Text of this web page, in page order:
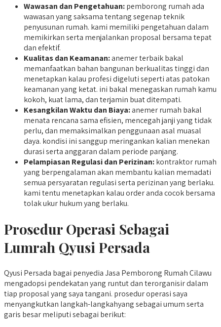
Wawasan dan Pengetahuan:pemborong rumah ada
wawasan yang saksama tentang segenap teknik
penyusunan rumah. kami memiliki pengetahuan dalam
memikirkan serta menjalankan proposal bersama tepat
dan efektif.
Kualitas dan Keamanan:anemer terbaik bakal
memanfaatkan bahan bangunan berkualitas tinggi dan
menetapkan kalau profesi digeluti seperti atas patokan
keamanan yang ketat. ini bakal menegaskan rumah kamu
kokoh, kuat lama, dan terjamin buat ditempati.
Kesangkilan Waktu dan Biaya:anemer rumah bakal
menata rencana sama efisien, mencegah janji yang tidak
perlu, dan memaksimalkan penggunaan asal muasal
daya. kondisi ini sanggup meringankan kalian menekan
durasi serta anggaran dalam periode panjang.
Pelampiasan Regulasi dan Perizinan:kontraktor rumah
yang berpengalaman akan membantu kalian memadati
semua persyaratan regulasi serta perizinan yang berlaku.
kami tentu menetapkan kalau order anda cocok bersama
tolak ukur hukum yang berlaku.
Prosedur Operasi Sebagai
Lumrah Qyusi Persada
Qyusi Persada bagai penyedia Jasa Pemborong Rumah Cilawu
mengadopsi pendekatan yang runtut dan terorganisir dalam
tiap proposal yang saya tangani. prosedur operasi saya
menyangkutkan langkah-langkahyang sebagai umum serta
garis besar meliputi sebagai berikut: